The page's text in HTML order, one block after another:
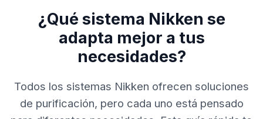
¿Qué sistema Nikken se
adapta mejor a tus
necesidades?
Todos los sistemas Nikken ofrecen soluciones
de purificación, pero cada uno está pensado